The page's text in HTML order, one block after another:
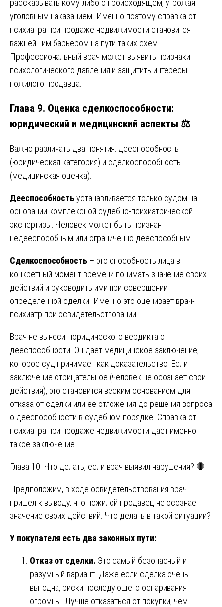
рассказывать кому-либо о происходящем, угрожая
уголовным наказанием. Именно поэтому справка от
психиатра при продаже недвижимости становится
важнейшим барьером на пути таких схем.
Профессиональный врач может выявить признаки
психологического давления и защитить интересы
пожилого продавца.
Глава 9. Оценка сделкоспособности:
юридический и медицинский аспекты ⚖️
Важно различать два понятия: дееспособность
(юридическая категория) и сделкоспособность
(медицинская оценка).
Дееспособностьустанавливается только судом на
основании комплексной судебно-психиатрической
экспертизы. Человек может быть признан
недееспособным или ограниченно дееспособным.
Сделкоспособность – это способность лица в
конкретный момент времени понимать значение своих
действий и руководить ими при совершении
определенной сделки. Именно это оценивает врач-
психиатр при освидетельствовании.
Врач не выносит юридического вердикта о
дееспособности. Он дает медицинское заключение,
которое суд принимает как доказательство. Если
заключение отрицательное (человек не осознает свои
действия), это становится веским основанием для
отказа от сделки или ее отложения до решения вопроса
о дееспособности в судебном порядке. Справка от
психиатра при продаже недвижимости дает именно
такое заключение.
Глава 10. Что делать, если врач выявил нарушения? 🛑
Предположим, в ходе освидетельствования врач
пришел к выводу, что пожилой продавец не осознает
значение своих действий. Что делать в такой ситуации?
У покупателя есть два законных пути:
Отказ от сделки. Это самый безопасный и
разумный вариант. Даже если сделка очень
выгодна, риски последующего оспаривания
огромны. Лучше отказаться от покупки, чем